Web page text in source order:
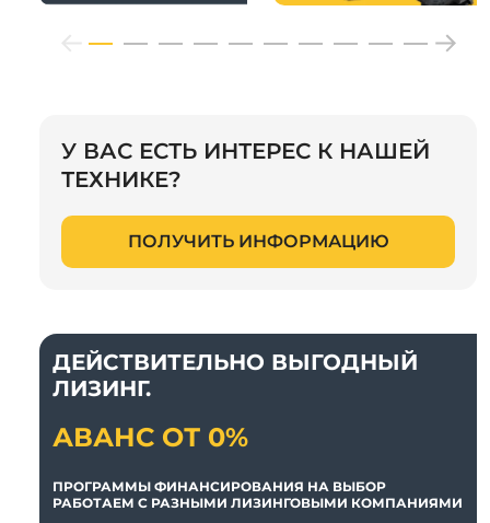
У ВАС ЕСТЬ ИНТЕРЕС К НАШЕЙ
ТЕХНИКЕ?
ПОЛУЧИТЬ ИНФОРМАЦИЮ
ДЕЙСТВИТЕЛЬНО ВЫГОДНЫЙ
ЛИЗИНГ.
АВАНС ОТ 0%
ПРОГРАММЫ ФИНАНСИРОВАНИЯ НА ВЫБОР
РАБОТАЕМ С РАЗНЫМИ ЛИЗИНГОВЫМИ КОМПАНИЯМИ